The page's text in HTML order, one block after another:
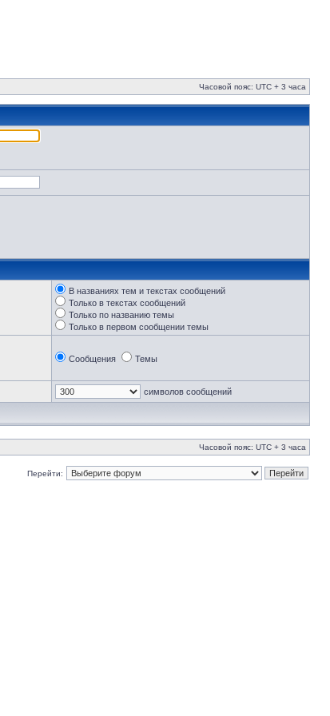
Часовой пояс: UTC + 3 часа
В названиях тем и текстах сообщений
Только в текстах сообщений
Только по названию темы
Только в первом сообщении темы
Сообщения Темы
символов сообщений
Часовой пояс: UTC + 3 часа
Перейти: